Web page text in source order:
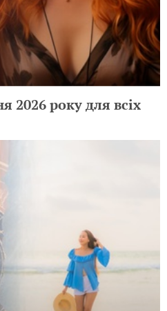
2026 року для всіх